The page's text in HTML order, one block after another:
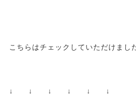
こちらはチェックしていただけまし
↓ ↓ ↓ ↓ ↓ ↓